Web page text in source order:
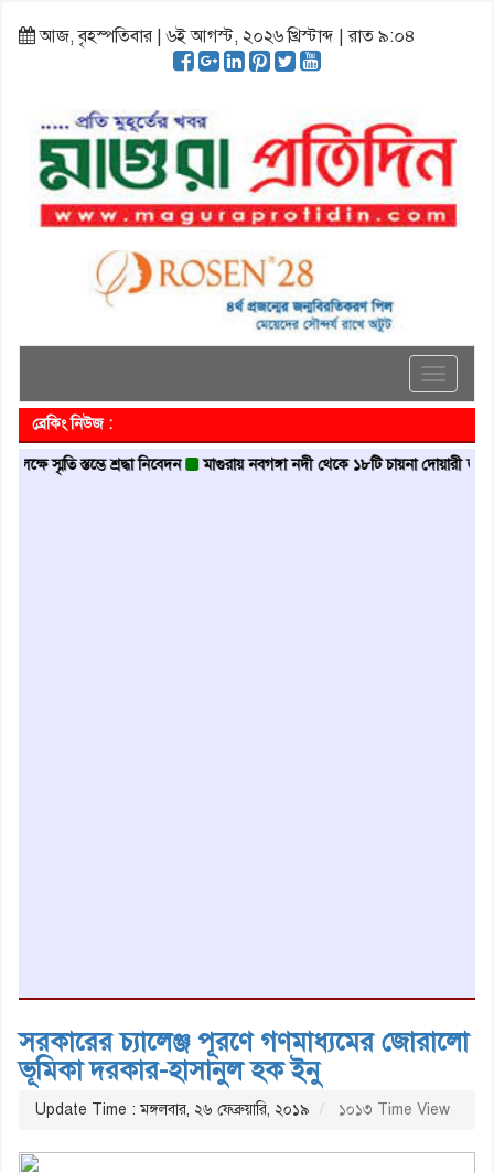
আজ, বৃহস্পতিবার | ৬ই আগস্ট, ২০২৬ খ্রিস্টাব্দ | রাত ৯:০৪
Toggle
ব্রেকিং নিউজ :
স্তম্ভে শ্রদ্ধা নিবেদন মাগুরায় নবগঙ্গা নদী থেকে ১৮টি চায়না দোয়ারী জাল জব্দ
সরকারের চ্যালেঞ্জ পূরণে গণমাধ্যমের জোরালো
ভূমিকা দরকার-হাসানুল হক ইনু
Update Time : মঙ্গলবার, ২৬ ফেব্রুয়ারি, ২০১৯ ১০১৩ Time View